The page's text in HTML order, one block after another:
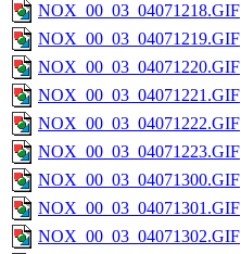
NOX_00_03_04071218.GIF
NOX_00_03_04071219.GIF
NOX_00_03_04071220.GIF
NOX_00_03_04071221.GIF
NOX_00_03_04071222.GIF
NOX_00_03_04071223.GIF
NOX_00_03_04071300.GIF
NOX_00_03_04071301.GIF
NOX_00_03_04071302.GIF